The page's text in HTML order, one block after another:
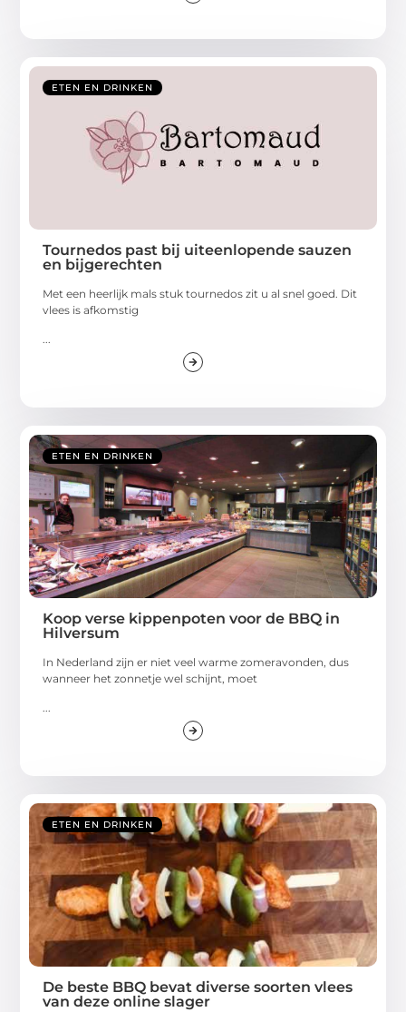
ETEN EN DRINKEN
Tournedos past bij uiteenlopende sauzen
en bijgerechten
Met een heerlijk mals stuk tournedos zit u al snel goed. Dit
vlees is afkomstig
ETEN EN DRINKEN
Koop verse kippenpoten voor de BBQ in
Hilversum
In Nederland zijn er niet veel warme zomeravonden, dus
wanneer het zonnetje wel schijnt, moet
...
ETEN EN DRINKEN
De beste BBQ bevat diverse soorten vlees
van deze online slager